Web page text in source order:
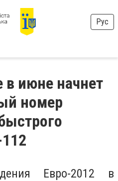
Рус
июне начнет
номер
Евро-2012 в